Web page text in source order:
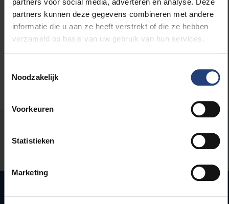
partners voor social media, adverteren en analyse. Deze
partners kunnen deze gegevens combineren met andere
informatie die u aan ze heeft verstrekt of die ze hebben
verzameld op basis van uw gebruik van hun services.
Noodzakelijk
Voorkeuren
Statistieken
Marketing
Lees meer over:
Maatschappij en engagement